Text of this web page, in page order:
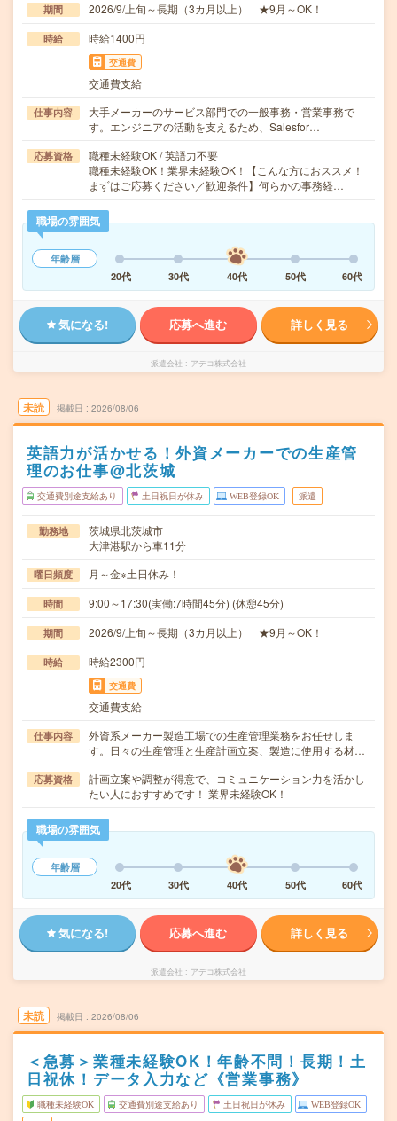
期間 2026/9/上旬～長期（3カ月以上） ★9月～OK！
時給 時給1400円
交通費
交通費支給
仕事内容
大手メーカーのサービス部門での一般事務・営業事務で
す。エンジニアの活動を支えるため、Salesfor…
応募資格
職種未経験OK / 英語力不要
職種未経験OK！業界未経験OK！【こんな方におススメ！
まずはご応募ください／歓迎条件】何らかの事務経…
職場の雰囲気
年齢層
20代
30代 40代 50代 60代
気になる! 応募へ進む 詳しく見る
派遣会社 アデコ株式会社
未読 掲載日 2026/08/06
英語力が活かせる！外資メーカーでの生産管
理のお仕事@北茨城
交通費別途支給あり 土日祝日が休み WEB登録OK 派遣
勤務地
茨城県北茨城市
大津港駅から車11分
曜日頻度 月～金※土日休み！
時間 9:00～17:30(実働:7時間45分) (休憩45分)
期間 2026/9/上旬～長期（3カ月以上） ★9月～OK！
時給 時給2300円
交通費
交通費支給
仕事内容
外資系メーカー製造工場での生産管理業務をお任せしま
す。日々の生産管理と生産計画立案、製造に使用する材…
応募資格
計画立案や調整が得意で、コミュニケーション力を活かし
たい人におすすめです！ 業界未経験OK！
職場の雰囲気
年齢層
20代
30代 40代 50代 60代
気になる! 応募へ進む 詳しく見る
派遣会社 アデコ株式会社
未読 掲載日 2026/08/06
＜急募＞業種未経験OK！年齢不問！長期！土
日祝休！データ入力など《営業事務》
職種未経験OK 交通費別途支給あり 土日祝日が休み WEB登録OK